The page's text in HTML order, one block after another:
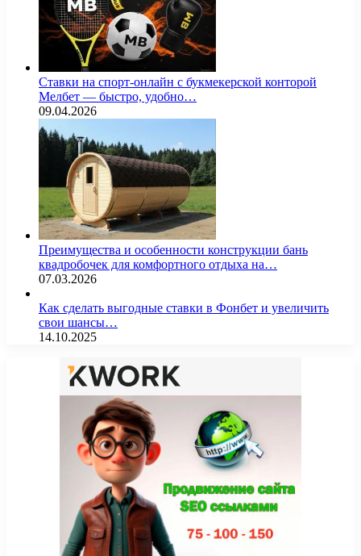
Ставки на спорт-онлайн с букмекерской конторой
Мелбет — быстро, удобно…
09.04.2026
Преимущества и особенности конструкции бань
квадробочек для комфортного отдыха на…
07.03.2026
Как сделать выгодные ставки в Фонбет и увеличить
свои шансы…
14.10.2025